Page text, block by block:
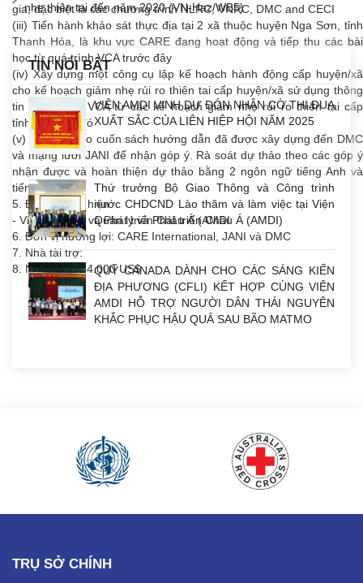
gia, đặc biệt là các chương trình NLRC, VNRC, DMC and CECI
(iii) Tiến hành khảo sát thực địa tại 2 xã thuộc huyện Nga Sơn, tỉnh
Thanh Hóa, là khu vực CARE đang hoạt động và tiếp thu các bài
học từ quá trình VCA trước đây
(iv) Xây dựng một công cụ lập kế hoạch hành động cấp huyện/xã
cho kế hoạch giảm nhẹ rủi ro thiên tai cấp huyện/xã sử dụng thông
tin biên soạn VCA từ các kế hoạch giảm nhẹ rủi ro thiên tai cấp
tỉnh/xã trước đó
(v) Gửi dự thảo cuốn sách hướng dẫn đã được xây dựng đến DMC
và mạng lưới JANI để nhận góp ý. Rà soát dự thảo theo các góp ý
nhận được và hoàn thiện dự thảo bằng 2 ngôn ngữ tiếng Anh và
tiếng Việt.
5. Đơn vị thực hiện:
- Viện Quản lý và Phát triển Châu Á (AMDI
6. Đơn vị hưởng lợi: CARE International, JANI và DMC
7. Nhà tài trợ:
8. Ngân sách: 4.000 US$
nhẹ thiên tai đến năm 2020 (VN-Haz/WB5)
TIN NỔI BẬT
VIỆN AMDI VINH DỰ ĐÓN NHẬN CỜ THI ĐUA
XUẤT SẮC CỦA LIÊN HIỆP HỘI NĂM 2025
Thứ trưởng Bộ Giao Thông và Công trình
nước CHDCND Lào thăm và làm việc tại Viện
Quản lý và Phát triển Châu Á (AMDI)
QUỸ CANADA DÀNH CHO CÁC SÁNG KIẾN
ĐỊA PHƯƠNG (CFLI) KẾT HỢP CÙNG VIỆN
AMDI HỖ TRỢ NGƯỜI DÂN THÁI NGUYÊN
KHẮC PHỤC HẬU QUẢ SAU BÃO MATMO
TRỤ SỞ CHÍNH